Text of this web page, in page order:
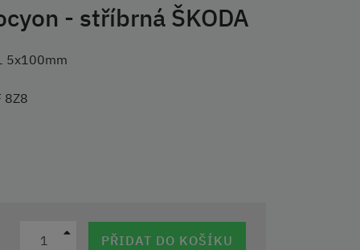
- stříbrná ŠKODA
5x100mm
8Z8
PŘIDAT DO KOŠÍKU